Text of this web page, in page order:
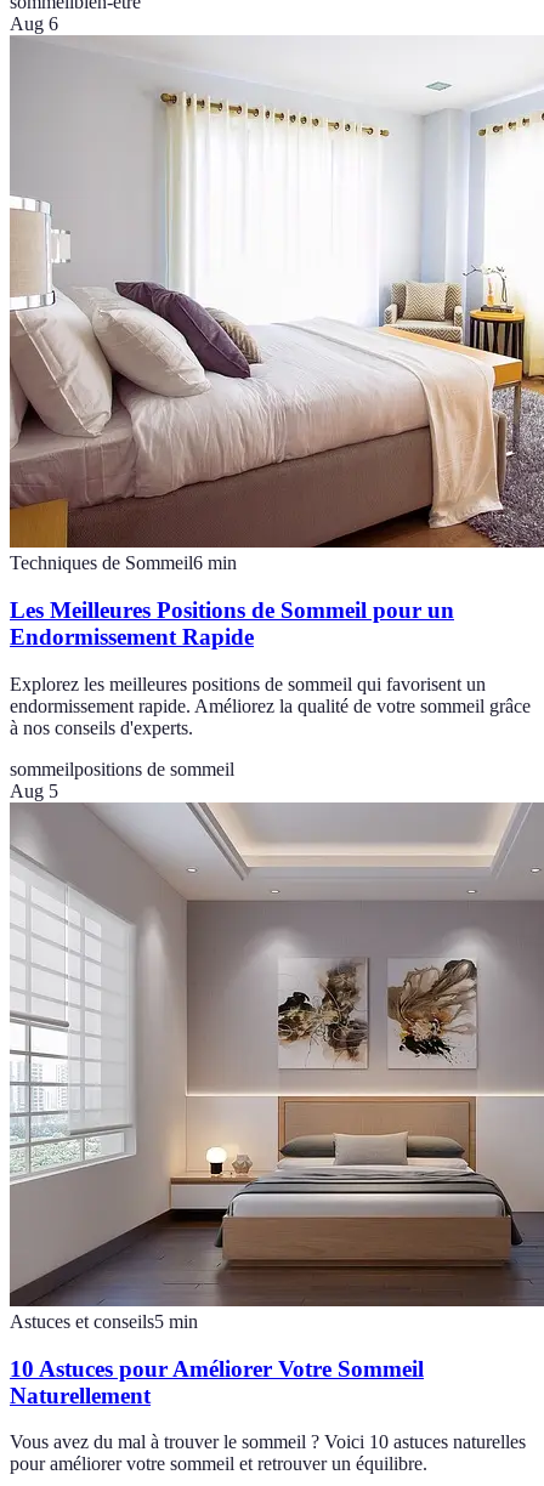
Aug 6
Techniques de Sommeil6 min
Les Meilleures Positions de Sommeil pour un
Endormissement Rapide
Explorez les meilleures positions de sommeil qui favorisent un
endormissement rapide. Améliorez la qualité de votre sommeil grâce
à nos conseils d'experts.
sommeilpositions de sommeil
Aug 5
Astuces et conseils5 min
10 Astuces pour Améliorer Votre Sommeil
Naturellement
Vous avez du mal à trouver le sommeil ? Voici 10 astuces naturelles
pour améliorer votre sommeil et retrouver un équilibre.